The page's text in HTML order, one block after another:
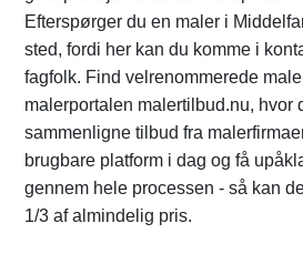
Efterspørger du en maler i
sted, fordi her kan du komme i
fagfolk. Find velrenommerede
malerportalen malertilbud.nu, hvor
sammenligne tilbud fra
brugbare platform i dag og få
gennem hele processen - så kan
1/3 af almindelig pris.